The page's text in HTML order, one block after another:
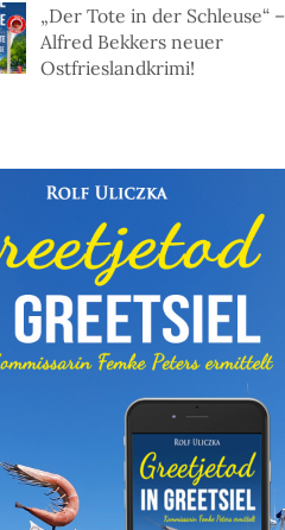
„Der Tote in der Schleuse“ –
Alfred Bekkers neuer
Ostfrieslandkrimi!